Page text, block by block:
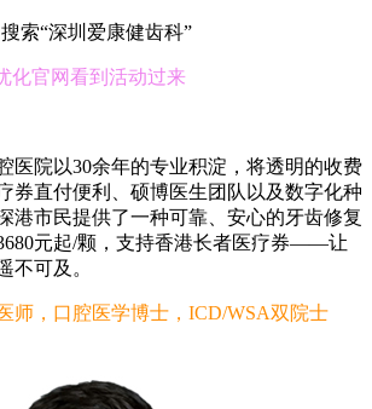
“深圳爱康健齿科”
官网看到活动过来
院以30余年的专业积淀，将透明的收费
券直付便利、硕博医生团队以及数字化种
港市民提供了一种可靠、安心的牙齿修复
元起/颗，支持香港长者医疗券——让
不可及。
，口腔医学博士，ICD/WSA双院士